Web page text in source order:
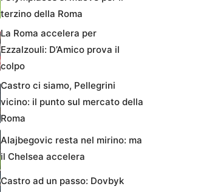
terzino della Roma
La Roma accelera per
Ezzalzouli: D’Amico prova il
colpo
Castro ci siamo, Pellegrini
vicino: il punto sul mercato della
Roma
Alajbegovic resta nel mirino: ma
il Chelsea accelera
Castro ad un passo: Dovbyk